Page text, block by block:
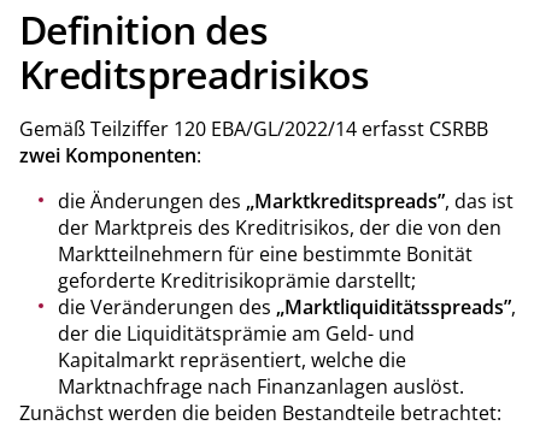
Definition des
Kreditspreadrisikos
Gemäß Teilziffer 120 EBA/GL/2022/14 erfasst CSRBB
zwei Komponenten:
die Änderungen des „Marktkreditspreads”, das ist
der Marktpreis des Kreditrisikos, der die von den
Marktteilnehmern für eine bestimmte Bonität
geforderte Kreditrisikoprämie darstellt;
die Veränderungen des „Marktliquiditätsspreads”,
der die Liquiditätsprämie am Geld- und
Kapitalmarkt repräsentiert, welche die
Marktnachfrage nach Finanzanlagen auslöst.
Zunächst werden die beiden Bestandteile betrachtet: